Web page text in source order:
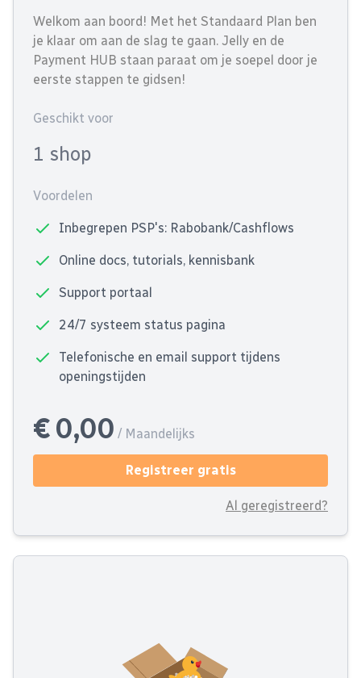
Welkom aan boord! Met het Standaard Plan ben
je klaar om aan de slag te gaan. Jelly en de
Payment HUB staan paraat om je soepel door je
eerste stappen te gidsen!
Geschikt voor
1 shop
Voordelen
Inbegrepen PSP's: Rabobank/Cashflows
Online docs, tutorials, kennisbank
Support portaal
24/7 systeem status pagina
Telefonische en email support tijdens
openingstijden
€ 0,00 / Maandelijks
Registreer gratis
Al geregistreerd?